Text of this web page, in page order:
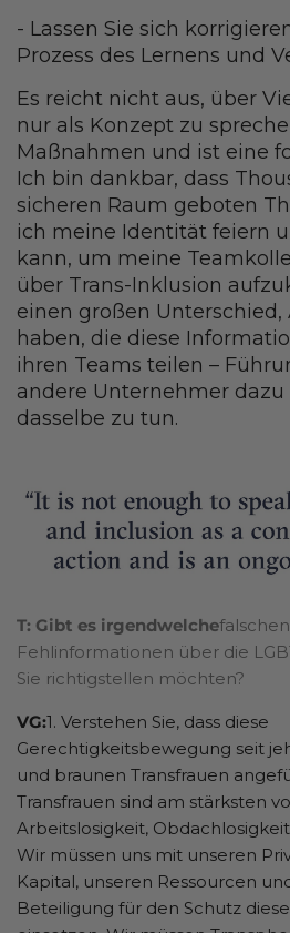
- Lassen Sie sich
Prozess des Lernens und
Es reicht nicht aus, über
nur als Konzept zu
Maßnahmen und ist eine
Ich bin dankbar, dass
sicheren Raum geboten
ich meine Identität feiern
kann, um meine
über Trans-Inklusion
einen großen Unterschied,
haben, die diese
ihren Teams teilen –
andere Unternehmer dazu
dasselbe zu tun.
T: Gibt es irgendwelche
Fehlinformationen über die
Sie richtigstellen möchten?
VG:1. Verstehen Sie, dass diese
Gerechtigkeitsbewegung seit
und braunen Transfrauen
Transfrauen sind am stärksten
Arbeitslosigkeit,
Wir müssen uns mit unseren
Kapital, unseren Ressourcen
Beteiligung für den Schutz